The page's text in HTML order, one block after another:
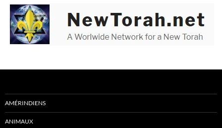
AMÉRINDIENS
ANIMAUX